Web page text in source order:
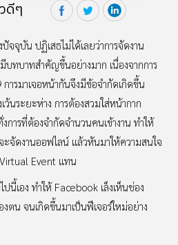
ดีๆ
จุบัน ปฏิเสธไม่ได้เลยว่าการจัดงาน
บทบาทสำคัญขึ้นอย่างมาก เนื่องจากการ
ารมาเจอหน้ากันจึงมีข้อจำกัดเกิดขึ้น
ว้นระยะห่าง การต้องสวมใส่หน้ากาก
การที่ต้องจำกัดจำนวนคนเข้างาน ทำให้
จัดงานออฟไลน์ แล้วหันมาให้ความสนใจ
Event แทน
นี้เอง ทำให้ Facebook เล็งเห็นช่อง
ตน จนเกิดขึ้นมาเป็นฟีเจอร์ใหม่อย่าง